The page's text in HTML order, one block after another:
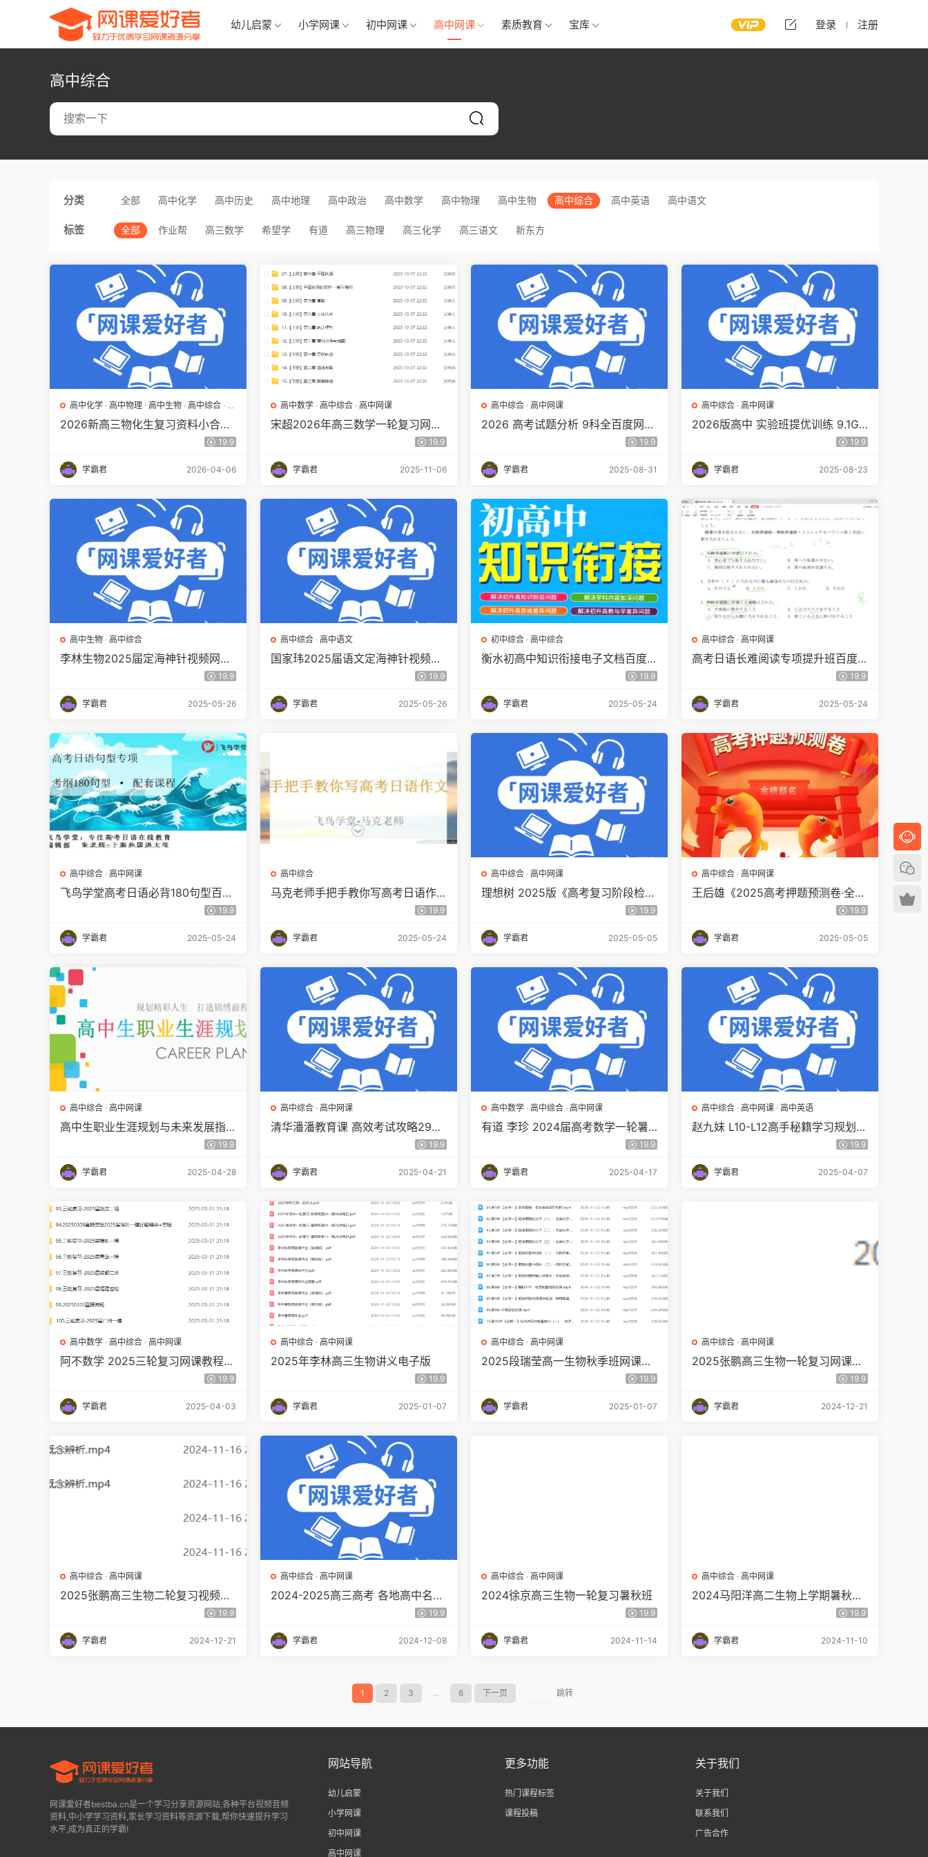
幼儿启蒙 小学网课 初中网课 高中网课 素质教育 宝库 登录 注册
高中综合
分类 全部 高中化学 高中历史 高中地理 高中政治 高中数学 高中物理 高中生物 高中综合 高中英语 高中语文
标签 全部 作业帮 高三数学 希望学 有道 高三物理 高三化学 高三语文 新东方
高中化学 · 高中物理 · 高中生物 · 高中综合 · 高
中网课
2026新高三物化生复习资料小合集
19.9
学霸君 2026-04-06
高中数学 · 高中综合 · 高中网课
宋超2026年高三数学一轮复习网课
19.9
学霸君 2025-11-06
高中综合 · 高中网课
2026 高考试题分析 9科全百度网盘
19.9
学霸君 2025-08-31
高中综合 · 高中网课
2026版高中 实验班提优训练 9.1GB
19.9
学霸君 2025-08-23
高中生物 · 高中综合
李林生物2025届定海神针视频网课
19.9
学霸君 2025-05-26
高中综合 · 高中语文
国家玮2025届语文定海神针视频网
19.9
学霸君 2025-05-26
初中综合 · 高中综合
衡水初高中知识衔接电子文档百度
19.9
学霸君 2025-05-24
高中综合 · 高中网课
高考日语长难阅读专项提升班百度
19.9
学霸君 2025-05-24
高中综合 · 高中网课
飞鸟学堂高考日语必背180句型百度
19.9
学霸君 2025-05-24
高中综合
马克老师手把手教你写高考日语作
19.9
学霸君 2025-05-24
高中综合 · 高中网课
理想树 2025版《高考复习阶段检测
19.9
学霸君 2025-05-05
高中综合 · 高中网课
王后雄《2025高考押题预测卷·全国
19.9
学霸君 2025-05-05
高中综合 · 高中网课
高中生职业生涯规划与未来发展指
19.9
学霸君 2025-04-28
高中综合 · 高中网课
清华潘潘教育课 高效考试攻略29讲
19.9
学霸君 2025-04-21
高中数学 · 高中综合 · 高中网课
有道 李珍 2024届高考数学一轮暑
秋班(规划服务+知识视频)14.93GB
19.9
学霸君 2025-04-17
高中综合 · 高中网课 · 高中英语
赵九妹 L10-L12高手秘籍学习规划课
19.9
学霸君 2025-04-07
高中数学 · 高中综合 · 高中网课
阿不数学 2025三轮复习网课教程
19.9
学霸君 2025-04-03
高中综合 · 高中网课
2025年李林高三生物讲义电子版
19.9
学霸君 2025-01-07
高中综合 · 高中网课
2025段瑞莹高一生物秋季班网课教
19.9
学霸君 2025-01-07
高中综合 · 高中网课
2025张鹏高三生物一轮复习网课教
19.9
学霸君 2024-12-21
高中综合 · 高中网课
2025张鹏高三生物二轮复习视频教
19.9
学霸君 2024-12-21
高中综合 · 高中网课
2024-2025高三高考 各地高中名校
19.9
学霸君 2024-12-08
高中综合 · 高中网课
2024徐京高三生物一轮复习暑秋班
19.9
学霸君 2024-11-14
高中综合 · 高中网课
2024马阳洋高二生物上学期暑秋班
19.9
学霸君 2024-11-10
1 2 3 ... 6 下一页 跳转
网课爱好者bestba.cn是一个学习分享资源网站,各种平台视频音频
资料,中小学学习资料,家长学习资料等资源下载,帮你快速提升学习
水平,成为真正的学霸!
网站导航
幼儿启蒙
小学网课
初中网课
高中网课
更多功能
热门课程标签
课程投稿
关于我们
关于我们
联系我们
广告合作